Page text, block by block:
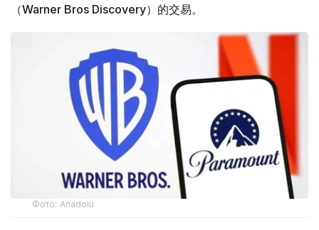
（Warner Bros Discovery）的交易。
Фото: Аnadolu